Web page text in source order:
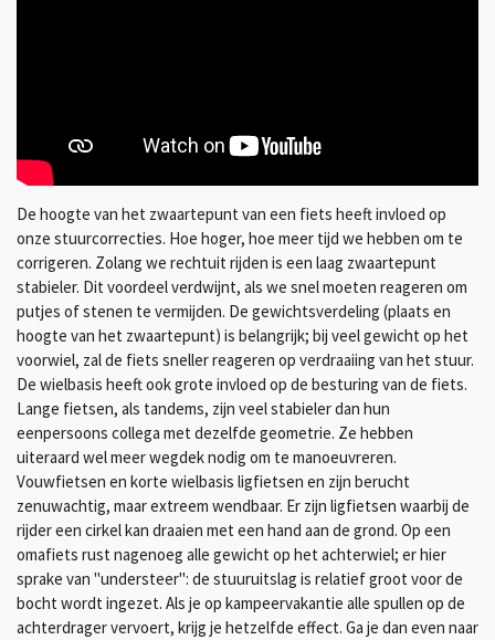
De hoogte van het zwaartepunt van een fiets heeft invloed op
onze stuurcorrecties. Hoe hoger, hoe meer tijd we hebben om te
corrigeren. Zolang we rechtuit rijden is een laag zwaartepunt
stabieler. Dit voordeel verdwijnt, als we snel moeten reageren om
putjes of stenen te vermijden. De gewichtsverdeling (plaats en
hoogte van het zwaartepunt) is belangrijk; bij veel gewicht op het
voorwiel, zal de fiets sneller reageren op verdraaiing van het stuur.
De wielbasis heeft ook grote invloed op de besturing van de fiets.
Lange fietsen, als tandems, zijn veel stabieler dan hun
eenpersoons collega met dezelfde geometrie. Ze hebben
uiteraard wel meer wegdek nodig om te manoeuvreren.
Vouwfietsen en korte wielbasis ligfietsen en zijn berucht
zenuwachtig, maar extreem wendbaar. Er zijn ligfietsen waarbij de
rijder een cirkel kan draaien met een hand aan de grond. Op een
omafiets rust nagenoeg alle gewicht op het achterwiel; er hier
sprake van "understeer": de stuuruitslag is relatief groot voor de
bocht wordt ingezet. Als je op kampeervakantie alle spullen op de
achterdrager vervoert, krijg je hetzelfde effect. Ga je dan even naar